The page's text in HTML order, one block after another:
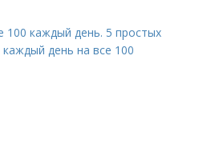
100 каждый день. 5 простых
день на все 100